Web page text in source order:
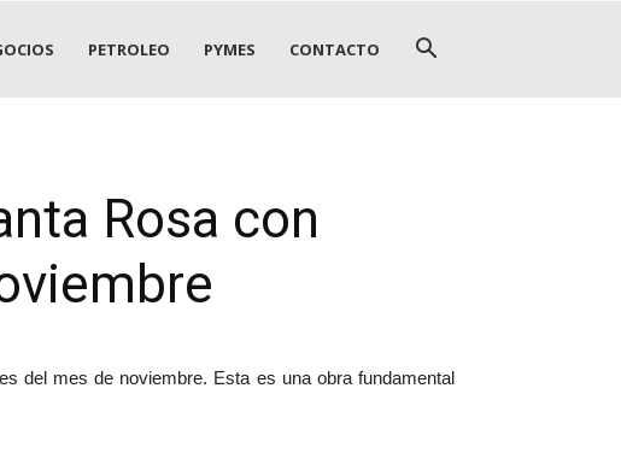
PETROLEO PYMES CONTACTO
Rosa con
del mes de noviembre. Esta es una obra fundamental